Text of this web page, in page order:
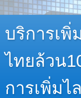
บริการเ
ไทยล้วน
การเพิ่มไ